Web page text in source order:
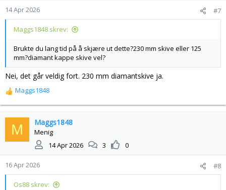
14 Apr 2026 #7
Maggs1848 skrev:
Brukte du lang tid på å skjære ut dette?230 mm skive eller 125
mm?diamant kappe skive vel?
Nei, det går veldig fort. 230 mm diamantskive ja.
R
e
j
n
e
r
Maggs1848
M Maggs1848
Menig
14 Apr 2026
3 0
16 Apr 2026 #8
Os88 skrev: